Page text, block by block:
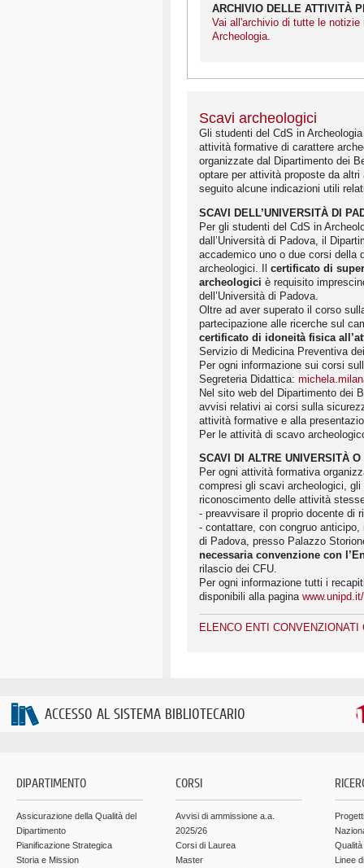
ARCHIVIO DELLE ATTIVITÀ
Vai all'archivio di tutte le
Archeologia.
Scavi archeologici
Gli studenti del CdS in
attività formative di carattere
organizzate dal Dipartimento dei
optare per attività proposte da
seguito alcune indicazioni utili
SCAVI DELL’UNIVERSITÀ DI
Per gli studenti del CdS in
dall’Università di Padova, il
accademico uno o due corsi della
archeologici. Il certificato di
archeologici è requisito
dell’Università di Padova.
Oltre ad aver superato il corso
partecipazione alle ricerche sul
certificato di idoneità fisica
Servizio di Medicina Preventiva
Per ogni informazione sui corsi
Segreteria Didattica:
Nel sito web del Dipartimento dei
avvisi relativi ai corsi sulla
attività formative e alla
Per le attività di scavo
SCAVI DI ALTRE UNIVERSITÀ
Per ogni attività formativa
compresi gli scavi archeologici,
riconoscimento delle attività
- preavvisare il proprio docente di
- contattare, con congruo
di Padova, presso Palazzo
necessaria convenzione con
rilascio dei CFU.
Per ogni informazione tutti i
disponibili alla pagina
ELENCO ENTI
ACCESSO AL SISTEMA BIBLIOTECARIO
DIPARTIMENTO
Assicurazione della Qualità del
Dipartimento
Pianificazione Strategica
Storia e Mission
CORSI
Avvisi di ammissione a.a.
2025/26
Corsi di Laurea
Master
Linee